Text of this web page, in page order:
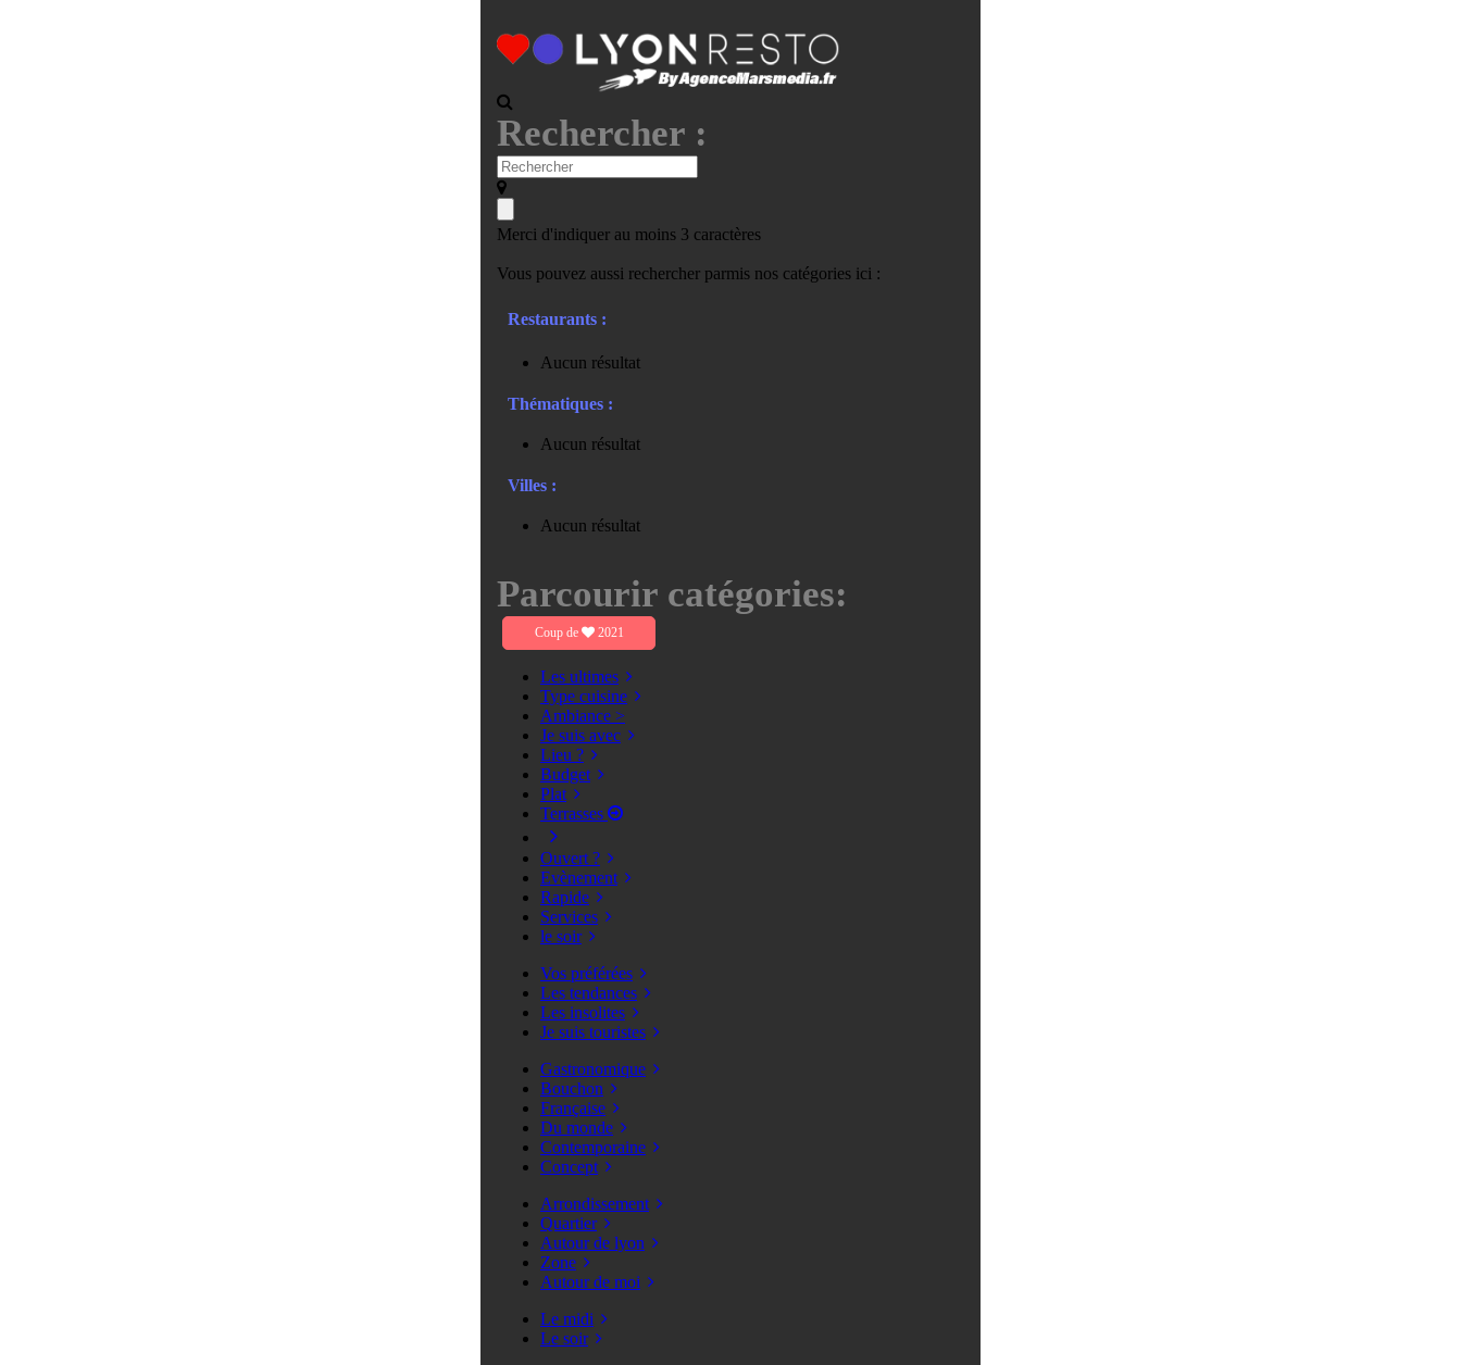
Rechercher :
Merci d'indiquer au moins 3 caractères
Vous pouvez aussi rechercher parmis nos catégories ici :
Restaurants :
Aucun résultat
Thématiques :
Aucun résultat
Villes :
Aucun résultat
Parcourir catégories:
Coup de 2021
Les ultimes
Type cuisine
Ambiance >
Je suis avec
Lieu ?
Budget
Plat
Terrasses
Ouvert ?
Evènement
Rapide
Services
le soir
Vos préférées
Les tendances
Les insolites
Je suis touristes
Gastronomique
Bouchon
Française
Du monde
Contemporaine
Concept
Arrondissement
Quartier
Autour de lyon
Zone
Autour de moi
Le midi
Le soir